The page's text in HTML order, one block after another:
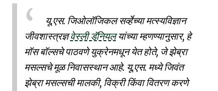
यू.एस. जिओलॉजिकल सर्व्हेच्या मत्स्यविज्ञान
जीवशास्त्रज्ञवेस्ली डॅनियलयांच्या म्हणण्यानुसार, हे
मॉस बॉल्सचे पाठवणे युक्रेनमधून येत होते, जे झेब्रा
मसल्सचे मूळ निवासस्थान आहे. यू.एस. मध्ये जिवंत
झेब्रा मसल्सची मालकी, विक्री किंवा वितरण करणे